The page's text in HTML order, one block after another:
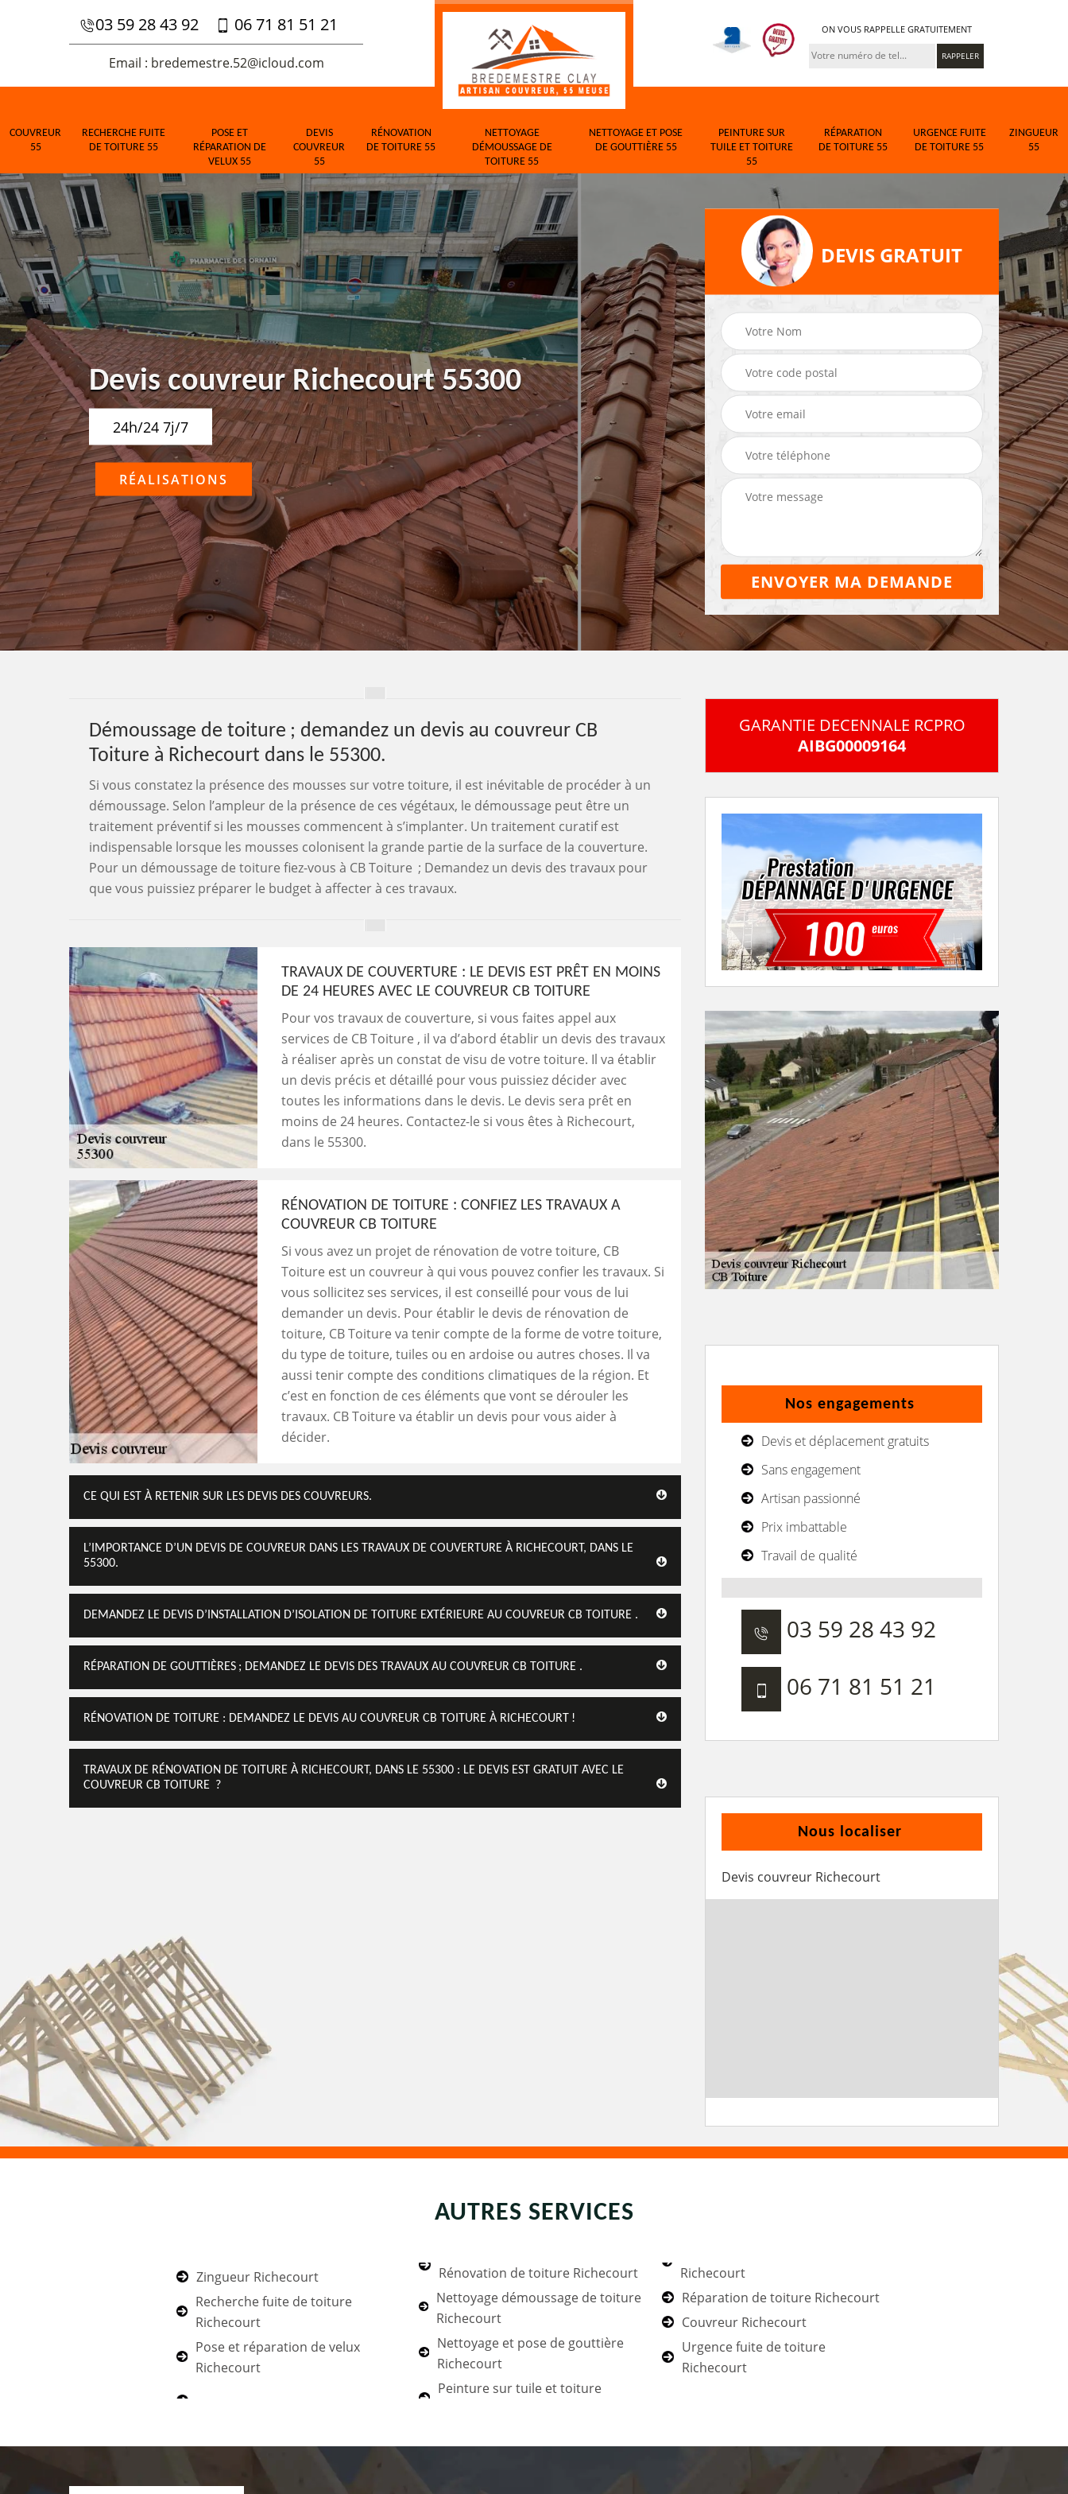
03 59 28 43 92 06 71 81 51 21
Email : bredemestre.52@icloud.com
ON VOUS RAPPELLE GRATUITEMENT
COUVREUR
55
RECHERCHE FUITE
DE TOITURE 55
POSE ET
RÉPARATION DE
VELUX 55
DEVIS
COUVREUR
55
RÉNOVATION
DE TOITURE 55
NETTOYAGE
DÉMOUSSAGE DE
TOITURE 55
NETTOYAGE ET POSE
DE GOUTTIÈRE 55
PEINTURE SUR
TUILE ET TOITURE
55
RÉPARATION
DE TOITURE 55
URGENCE FUITE
DE TOITURE 55
ZINGUEUR
55
Devis couvreur Richecourt 55300
24h/24 7j/7
RÉALISATIONS
DEVIS GRATUIT
Démoussage de toiture ; demandez un devis au couvreur CB
Toiture à Richecourt dans le 55300.
Si vous constatez la présence des mousses sur votre toiture, il est inévitable de procéder à un
démoussage. Selon l’ampleur de la présence de ces végétaux, le démoussage peut être un
traitement préventif si les mousses commencent à s’implanter. Un traitement curatif est
indispensable lorsque les mousses colonisent la grande partie de la surface de la couverture.
Pour un démoussage de toiture fiez-vous à CB Toiture ; Demandez un devis des travaux pour
que vous puissiez préparer le budget à affecter à ces travaux.
TRAVAUX DE COUVERTURE : LE DEVIS EST PRÊT EN MOINS
DE 24 HEURES AVEC LE COUVREUR CB TOITURE
Pour vos travaux de couverture, si vous faites appel aux
services de CB Toiture , il va d’abord établir un devis des travaux
à réaliser après un constat de visu de votre toiture. Il va établir
un devis précis et détaillé pour vous puissiez décider avec
toutes les informations dans le devis. Le devis sera prêt en
moins de 24 heures. Contactez-le si vous êtes à Richecourt,
dans le 55300.
RÉNOVATION DE TOITURE : CONFIEZ LES TRAVAUX A
COUVREUR CB TOITURE
Si vous avez un projet de rénovation de votre toiture, CB
Toiture est un couvreur à qui vous pouvez confier les travaux. Si
vous sollicitez ses services, il est conseillé pour vous de lui
demander un devis. Pour établir le devis de rénovation de
toiture, CB Toiture va tenir compte de la forme de votre toiture,
du type de toiture, tuiles ou en ardoise ou autres choses. Il va
aussi tenir compte des conditions climatiques de la région. Et
c’est en fonction de ces éléments que vont se dérouler les
travaux. CB Toiture va établir un devis pour vous aider à
décider.
CE QUI EST À RETENIR SUR LES DEVIS DES COUVREURS.
L’IMPORTANCE D’UN DEVIS DE COUVREUR DANS LES TRAVAUX DE COUVERTURE À RICHECOURT, DANS LE
55300.
DEMANDEZ LE DEVIS D’INSTALLATION D’ISOLATION DE TOITURE EXTÉRIEURE AU COUVREUR CB TOITURE .
RÉPARATION DE GOUTTIÈRES ; DEMANDEZ LE DEVIS DES TRAVAUX AU COUVREUR CB TOITURE .
RÉNOVATION DE TOITURE : DEMANDEZ LE DEVIS AU COUVREUR CB TOITURE À RICHECOURT !
TRAVAUX DE RÉNOVATION DE TOITURE À RICHECOURT, DANS LE 55300 : LE DEVIS EST GRATUIT AVEC LE
COUVREUR CB TOITURE ?
GARANTIE DECENNALE RCPRO
AIBG00009164
Nos engagements
Devis et déplacement gratuits
Sans engagement
Artisan passionné
Prix imbattable
Travail de qualité
03 59 28 43 92
06 71 81 51 21
Nous localiser
Devis couvreur Richecourt
AUTRES SERVICES
Zingueur Richecourt
Recherche fuite de toiture
Richecourt
Pose et réparation de velux
Richecourt
Rénovation de toiture Richecourt
Nettoyage démoussage de toiture
Richecourt
Nettoyage et pose de gouttière
Richecourt
Peinture sur tuile et toiture
Richecourt
Réparation de toiture Richecourt
Couvreur Richecourt
Urgence fuite de toiture
Richecourt